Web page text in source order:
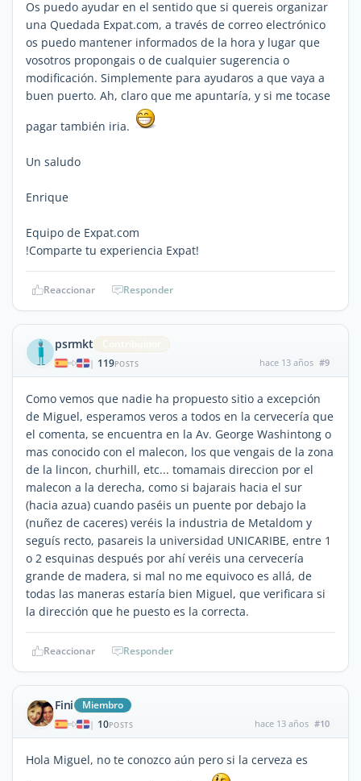
Os puedo ayudar en el sentido que si quereis organizar
una Quedada Expat.com, a través de correo electrónico
os puedo mantener informados de la hora y lugar que
vosotros propongais o de cualquier sugerencia o
modificación. Simplemente para ayudaros a que vaya a
buen puerto. Ah, claro que me apuntaría, y si me tocase
pagar también iria.
Un saludo
Enrique
Equipo de Expat.com
!Comparte tu experiencia Expat!
Reaccionar Responder
psrmkt Contribuidor
| 119POSTS hace 13 años #9
Como vemos que nadie ha propuesto sitio a excepción
de Miguel, esperamos veros a todos en la cervecería que
el comenta, se encuentra en la Av. George Washintong o
mas conocido con el malecon, los que vengais de la zona
de la lincon, churhill, etc... tomamais direccion por el
malecon a la derecha, como si bajarais hacia el sur
(hacia azua) cuando paséis un puente por debajo la
(nuñez de caceres) veréis la industria de Metaldom y
seguís recto, pasareis la universidad UNICARIBE, entre 1
o 2 esquinas después por ahí veréis una cervecería
grande de madera, si mal no me equivoco es allá, de
todas las maneras estaría bien Miguel, que verificara si
la dirección que he puesto es la correcta.
Reaccionar Responder
Fini Miembro
| 10POSTS hace 13 años #10
Hola Miguel, no te conozco aún pero si la cerveza es